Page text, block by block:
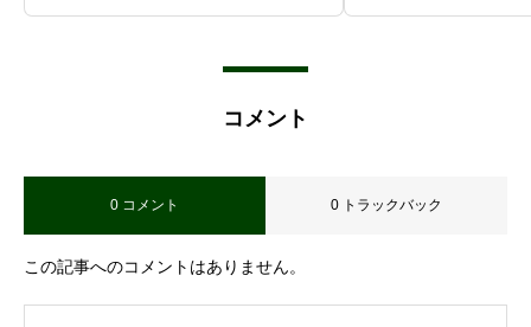
コメント
0 コメント 0 トラックバック
この記事へのコメントはありません。